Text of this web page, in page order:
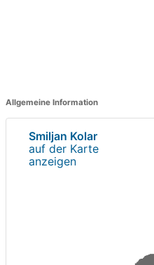
Allgemeine Information
Smiljan Kolar
auf der Karte
anzeigen